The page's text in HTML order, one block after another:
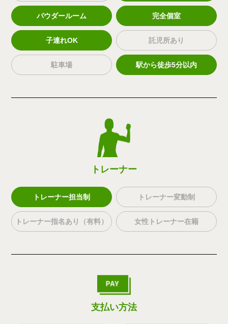
パウダールーム 完全個室
子連れOK 託児所あり
駐車場 駅から徒歩5分以内
トレーナー
トレーナー担当制 トレーナー変動制
トレーナー指名あり（有料） 女性トレーナー在籍
支払い方法